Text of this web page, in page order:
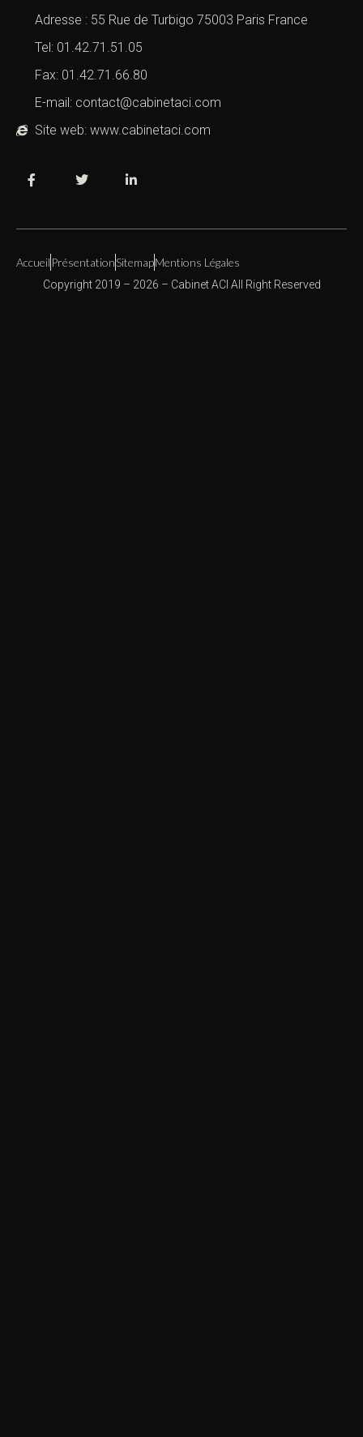
Adresse : 55 Rue de Turbigo 75003 Paris France
Tel: 01.42.71.51.05
Fax: 01.42.71.66.80
E-mail: contact@cabinetaci.com
Site web: www.cabinetaci.com
Accueil PrésentationSitemapMentions Légales
Copyright 2019 – 2026 – Cabinet ACI All Right Reserved